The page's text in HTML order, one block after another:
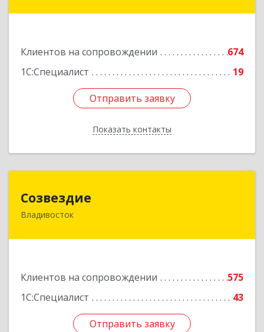
Клиентов на сопровождении
674
1С:Специалист
19
Отправить заявку
Показать контакты
Отправить заявку
Назад
Созвездие
Владивосток
Клиентов на сопровождении
575
1С:Специалист
43
Отправить заявку
690069, Приморский край, Владивосток г,
Отправить заявку